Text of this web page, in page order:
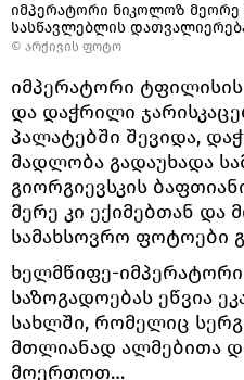
იმპერატორი ნიკოლოზ მეორე
სასწავლებლის
© არქივის ფოტო
იმპერატორი
და დაჭრილი
პალატებში შევიდა,
მადლობა გადაუხადა
გიორგიევსკის
მერე კი ექიმებთან და
სამახსოვრო ფოტოები
ხელმწიფე-
საზოგადოებას ეწვია
სახლში, რომელიც
მთლიანად ალმებითა
მოერთოთ…